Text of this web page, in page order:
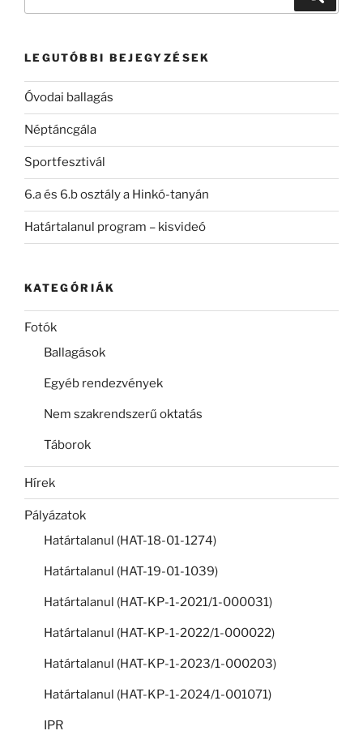
LEGUTÓBBI BEJEGYZÉSEK
Óvodai ballagás
Néptáncgála
Sportfesztivál
6.a és 6.b osztály a Hinkó-tanyán
Határtalanul program – kisvideó
KATEGÓRIÁK
Fotók
Ballagások
Egyéb rendezvények
Nem szakrendszerű oktatás
Táborok
Hírek
Pályázatok
Határtalanul (HAT-18-01-1274)
Határtalanul (HAT-19-01-1039)
Határtalanul (HAT-KP-1-2021/1-000031)
Határtalanul (HAT-KP-1-2022/1-000022)
Határtalanul (HAT-KP-1-2023/1-000203)
Határtalanul (HAT-KP-1-2024/1-001071)
IPR